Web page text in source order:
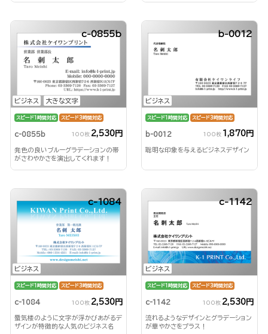
ビジネス 大きな文字
c-0855b
スピード1時間対応 スピード3時間対応
c-0855b 100枚 2,530円
発色の良いブルーグラデーションの帯
がさわやかさを演出してくれます！
ビジネス
b-0012
スピード1時間対応 スピード3時間対応
b-0012 100枚 1,870円
聡明な印象を与えるビジネスデザイン
ビジネス
c-1084
スピード1時間対応 スピード3時間対応
c-1084 100枚 2,530円
蜃気楼のように文字が浮かびあがるデ
ザインが特徴的な人気のビジネス名
ビジネス
c-1142
スピード1時間対応 スピード3時間対応
c-1142 100枚 2,530円
流れるようなデザインとグラデーション
が華やかさをプラス！